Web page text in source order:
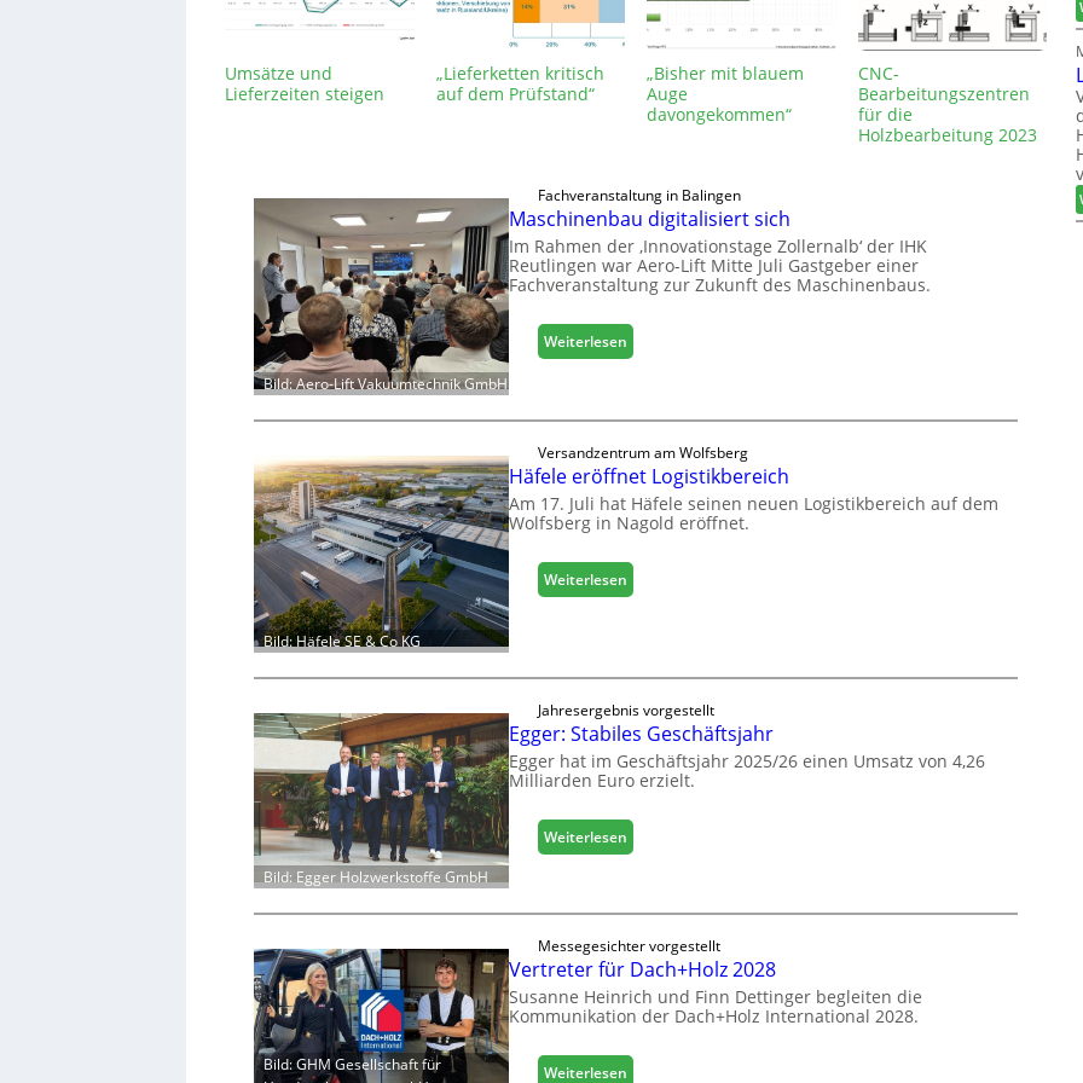
Umsätze und
Lieferzeiten steigen
„Lieferketten kritisch
auf dem Prüfstand“
„Bisher mit blauem
Auge
davongekommen“
CNC-
Bearbeitungszentren
für die
Holzbearbeitung 2023
Bild: Aero-Lift Vakuumtechnik GmbH
Fachveranstaltung in Balingen
Maschinenbau digitalisiert sich
Im Rahmen der ‚Innovationstage Zollernalb‘ der IHK
Reutlingen war Aero-Lift Mitte Juli Gastgeber einer
Fachveranstaltung zur Zukunft des Maschinenbaus.
Weiterlesen:
M
h
i
n
e
b
a
g
i
t
a
l
s
i
t
c
h
Bild: Häfele SE & Co KG
Versandzentrum am Wolfsberg
Häfele eröffnet Logistikbereich
Am 17. Juli hat Häfele seinen neuen Logistikbereich auf dem
Wolfsberg in Nagold eröffnet.
Weiterlesen:
H
e
e
r
ö
n
o
g
i
s
i
Bild: Egger Holzwerkstoffe GmbH
Jahresergebnis vorgestellt
Egger: Stabiles Geschäftsjahr
Egger hat im Geschäftsjahr 2025/26 einen Umsatz von 4,26
Milliarden Euro erzielt.
Weiterlesen:
E
r
S
t
b
Bild: GHM Gesellschaft für
Messegesichter vorgestellt
Vertreter für Dach+Holz 2028
Susanne Heinrich und Finn Dettinger begleiten die
Kommunikation der Dach+Holz International 2028.
Weiterlesen: